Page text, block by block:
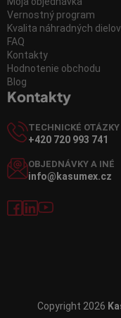
Vernostný program
Kvalita náhradných dielov
FAQ
Kontakty
Hodnotenie obchodu
Blog
Kontakty
TECHNICKÉ OTÁZKY
+420 720 993 741
OBJEDNÁVKY A INÉ
info@kasumex.cz
Copyright 2026